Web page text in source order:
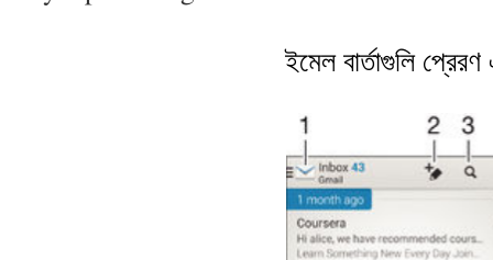
ইমেল বার্তাগুলি